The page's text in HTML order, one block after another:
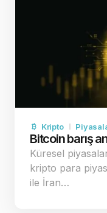
Kripto
Bitcoin barış
Küresel
kripto para
ile İran…